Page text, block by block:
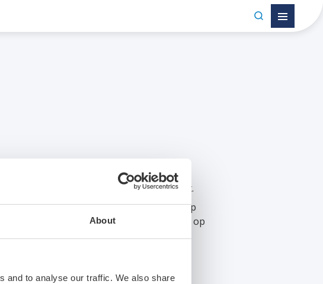
About
and to analyse our traffic. We also share
Techniek leggen we het graag aan je uit.
ontwerpt, bouwt en onderhoudt, op
die behoort tot de wereldtop en altijd op